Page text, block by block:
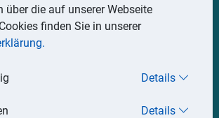
Datenschutz
über die auf unserer Webseite
finden Sie in unserer
Details
Details